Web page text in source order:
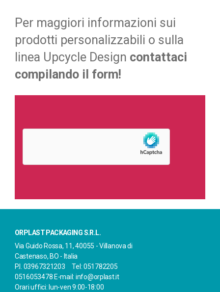
Per maggiori informazioni sui
prodotti personalizzabili o sulla
linea Upcycle Design contattaci
compilando il form!
ORPLAST PACKAGING S.R.L.
Via Guido Rossa, 11, 40055 - Villanova di
Castenaso, BO - Italia
P.I. 03967321203 Tel: 051782205
0516053478 E-mail: info@orplast.it
Orari uffici: lun-ven 9:00-18:00